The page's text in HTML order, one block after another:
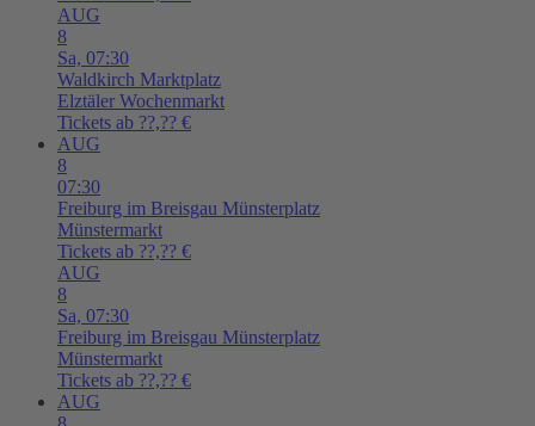
AUG
8
Sa, 07:30
Waldkirch Marktplatz
Elztäler Wochenmarkt
Tickets ab ??,?? €
AUG
8
07:30
Freiburg im Breisgau Münsterplatz
Münstermarkt
Tickets ab ??,?? €
AUG
8
Sa, 07:30
Freiburg im Breisgau Münsterplatz
Münstermarkt
Tickets ab ??,?? €
AUG